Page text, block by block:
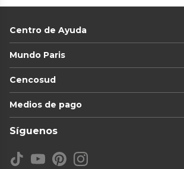
Centro de Ayuda
Mundo Paris
Cencosud
Medios de pago
Síguenos